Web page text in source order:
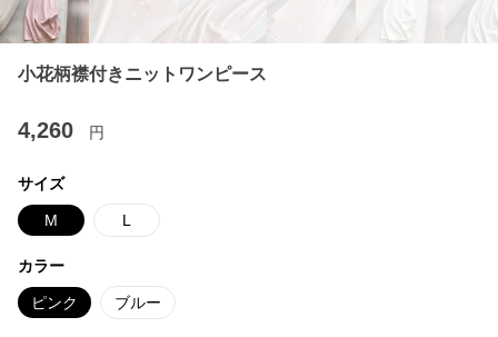
小花柄襟付きニットワンピース
4,260 円
サイズ
M L
カラー
ピンク ブルー